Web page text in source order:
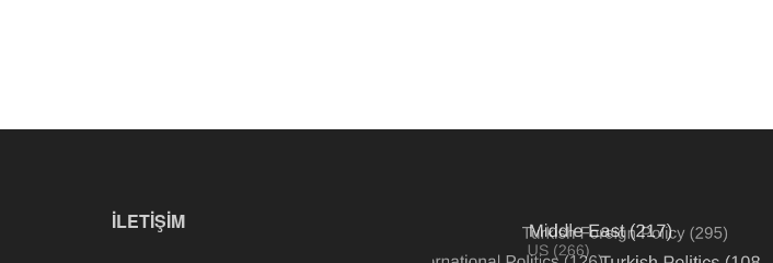
İLETİŞİM